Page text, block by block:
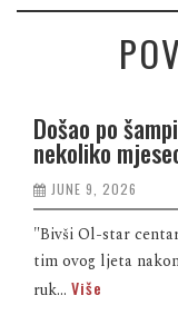
Došao po
nekoliko
JUNE 9, 2026
"Bivši Ol-star
tim ovog ljeta
ruk... Više